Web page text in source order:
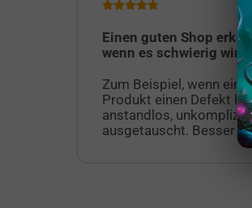
Einen guten Shop
wenn es schwierig wird.
Zum Beispiel, wenn
Produkt einen Defekt
anstandlos,
ausgetauscht. Besser